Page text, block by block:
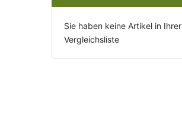
Sie haben keine Artikel in Ihrer
Vergleichsliste